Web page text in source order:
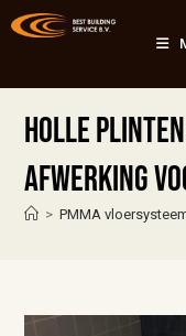
Holle
afwerking
> PMMA